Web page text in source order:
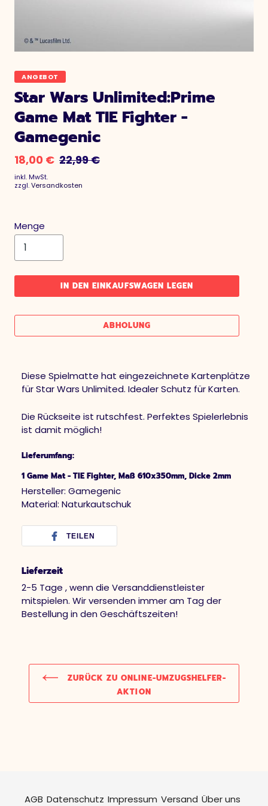
ANGEBOT
Star Wars Unlimited:Prime
Game Mat TIE Fighter -
Gamegenic
18,00 € 22,99 €
inkl. MwSt.
zzgl.Versandkosten
Menge
IN DEN EINKAUFSWAGEN LEGEN
ABHOLUNG
Diese Spielmatte hat eingezeichnete Kartenplätze
für Star Wars Unlimited. Idealer Schutz für Karten.
Die Rückseite ist rutschfest. Perfektes Spielerlebnis
ist damit möglich!
Lieferumfang:
1 Game Mat - TIE Fighter, Maß 610x350mm, Dicke 2mm
Hersteller: Gamegenic
Material: Naturkautschuk
TEILEN
Lieferzeit
2-5 Tage , wenn die Versanddienstleister
mitspielen. Wir versenden immer am Tag der
Bestellung in den Geschäftszeiten!
ZURÜCK ZU ONLINE-UMZUGSHELFER-
AKTION
AGB Datenschutz Impressum Versand Über uns